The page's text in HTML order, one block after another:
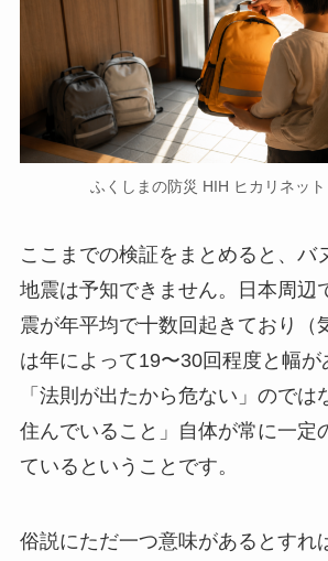
ふくしまの防災 HIH ヒカリネッ
ここまでの検証をまとめると、バ
地震は予知できません。日本周辺
震が年平均で十数回起きており（
は年によって19〜30回程度と幅が
「法則が出たから危ない」のでは
住んでいること」自体が常に一定
ているということです。
俗説にただ一つ意味があるとすれ